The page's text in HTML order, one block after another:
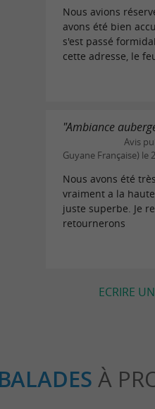
Nous avions
avons été bien
s'est passé
cette adresse, le
"Ambiance
Avis
Guyane Française) le
Nous avons été
vraiment a la
juste superbe. Je
retournerons
ECRIRE
BALADES À